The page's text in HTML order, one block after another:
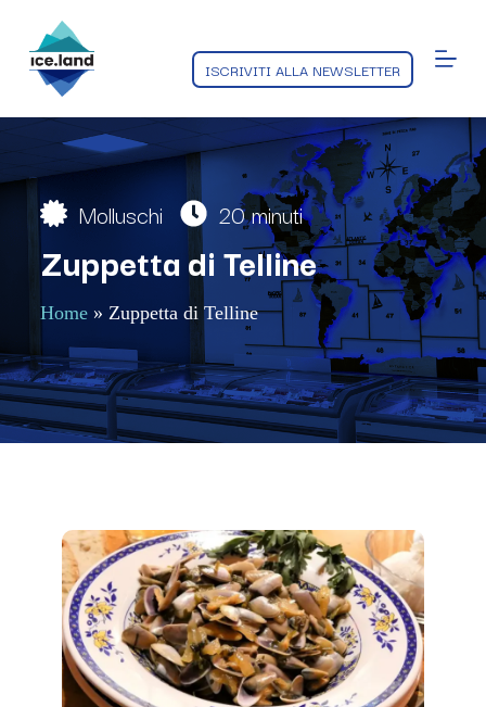
a
o
ISCRIVITI ALLA NEWSLETTER
Molluschi 20 minuti
Zuppetta di Telline
Home» Zuppetta di Telline